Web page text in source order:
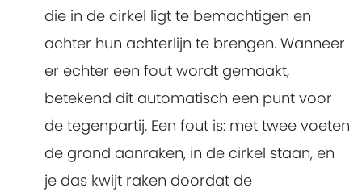
die in de cirkel ligt te bemachtigen en
achter hun achterlijn te brengen. Wanneer
er echter een fout wordt gemaakt,
betekend dit automatisch een punt voor
de tegenpartij. Een fout is: met twee voeten
de grond aanraken, in de cirkel staan, en
je das kwijt raken doordat de